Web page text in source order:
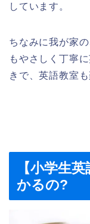
しています。
ちなみに我が家
もやさしく丁寧
きで、英語教室
【小学生
かるの?